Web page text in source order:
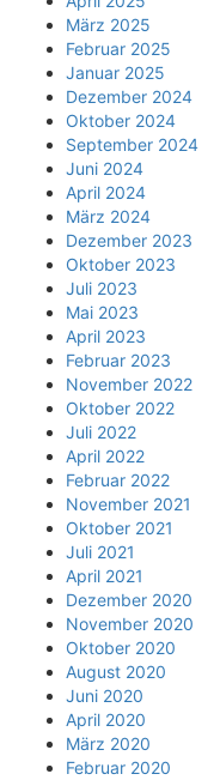
März 2025
Februar 2025
Januar 2025
Dezember 2024
Oktober 2024
September 2024
Juni 2024
April 2024
März 2024
Dezember 2023
Oktober 2023
Juli 2023
Mai 2023
April 2023
Februar 2023
November 2022
Oktober 2022
Juli 2022
April 2022
Februar 2022
November 2021
Oktober 2021
Juli 2021
April 2021
Dezember 2020
November 2020
Oktober 2020
August 2020
Juni 2020
April 2020
März 2020
Februar 2020